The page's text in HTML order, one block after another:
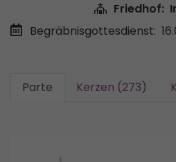
Friedhof:
Begräbnisgottesdienst:
Parte Kerzen (273)